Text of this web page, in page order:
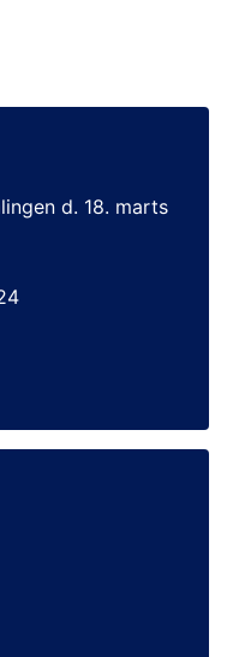
d. 18. marts